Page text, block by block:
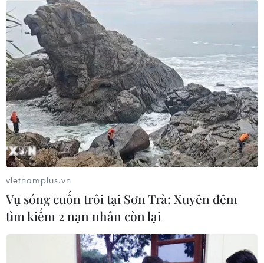
vietnamplus.vn
Vụ sóng cuốn trôi tại Sơn Trà: Xuyên đêm
tìm kiếm 2 nạn nhân còn lại